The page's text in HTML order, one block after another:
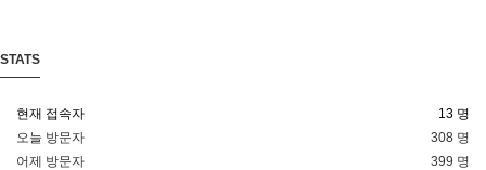
STATS
13 명
현재 접속자
308 명
오늘 방문자
399 명
어제 방문자